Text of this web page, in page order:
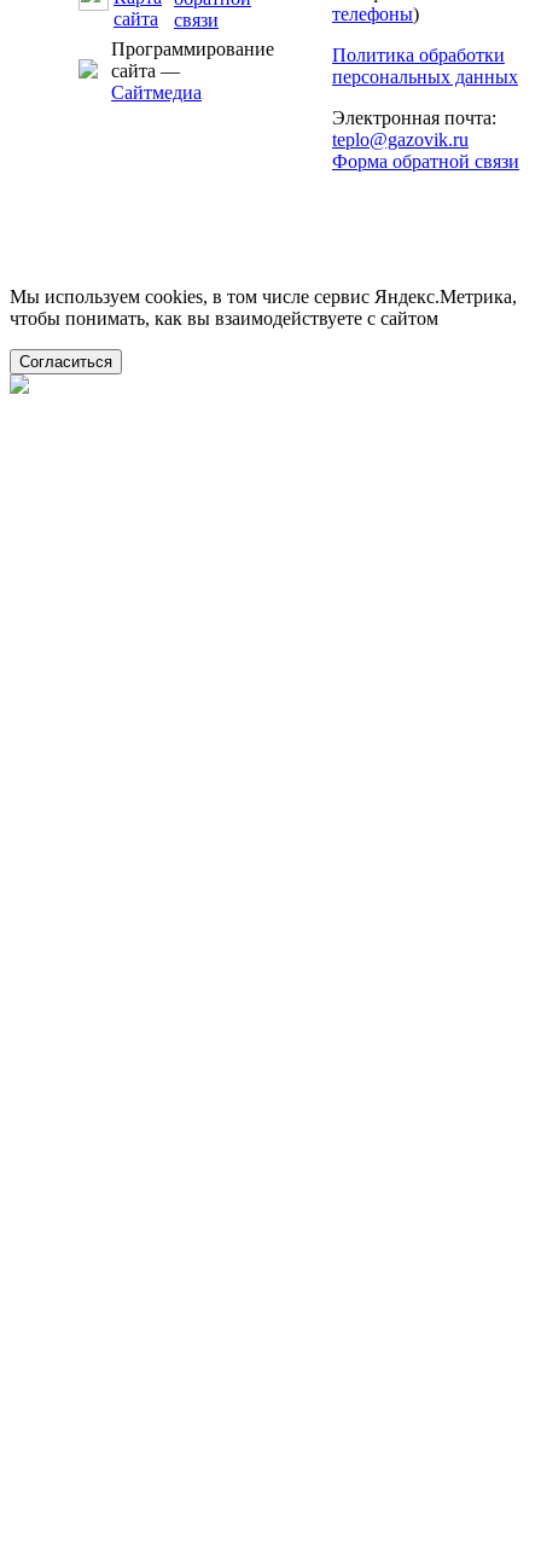
Программирование
сайта —
Сайтмедиа
телефоны)
Политика обработки
персональных данных
Электронная почта:
teplo@gazovik.ru
Форма обратной связи
Мы используем cookies, в том числе сервис Яндекс.Метрика,
чтобы понимать, как вы взаимодействуете с сайтом
Согласиться